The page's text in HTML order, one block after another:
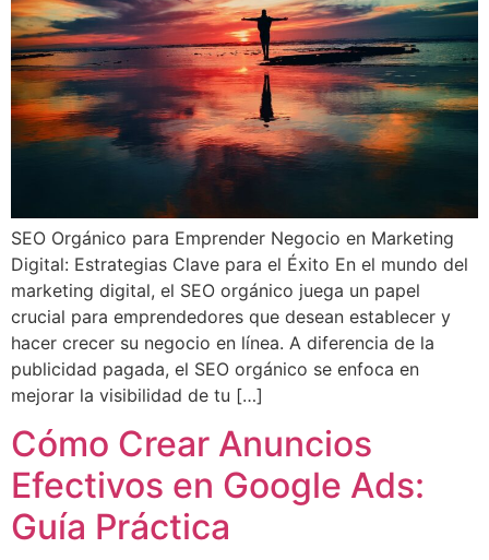
SEO Orgánico para Emprender Negocio en Marketing
Digital: Estrategias Clave para el Éxito En el mundo del
marketing digital, el SEO orgánico juega un papel
crucial para emprendedores que desean establecer y
hacer crecer su negocio en línea. A diferencia de la
publicidad pagada, el SEO orgánico se enfoca en
mejorar la visibilidad de tu […]
Cómo Crear Anuncios
Efectivos en Google Ads:
Guía Práctica